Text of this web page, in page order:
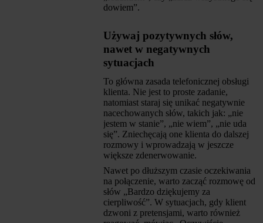
dowiem”.
Używaj pozytywnych słów,
nawet w negatywnych
sytuacjach
To główna zasada telefonicznej obsługi
klienta. Nie jest to proste zadanie,
natomiast staraj się unikać negatywnie
nacechowanych słów, takich jak: „nie
jestem w stanie”, „nie wiem”, „nie uda
się”. Zniechęcają one klienta do dalszej
rozmowy i wprowadzają w jeszcze
większe zdenerwowanie.
Nawet po dłuższym czasie oczekiwania
na połączenie, warto zacząć rozmowę od
słów „Bardzo dziękujemy za
cierpliwość”. W sytuacjach, gdy klient
dzwoni z pretensjami, warto również